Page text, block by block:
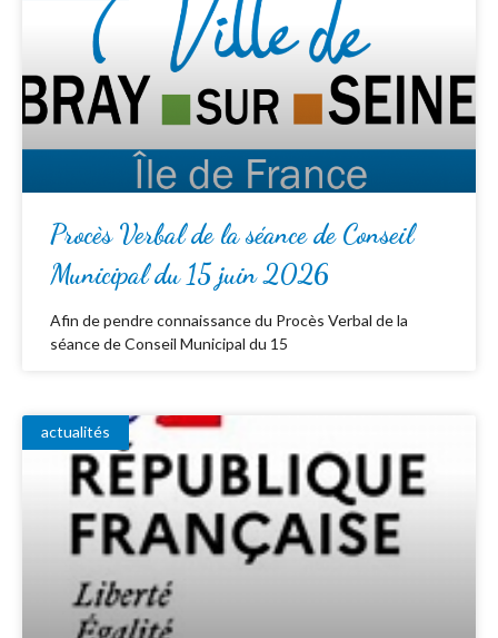
Procès Verbal de la séance de Conseil
Municipal du 15 juin 2026
Afin de pendre connaissance du Procès Verbal de la
séance de Conseil Municipal du 15
actualités